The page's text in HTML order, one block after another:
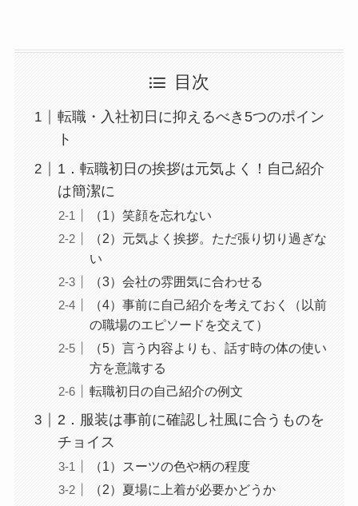
目次
転職・入社初日に抑えるべき5つのポイン
ト
1．転職初日の挨拶は元気よく！自己紹介
は簡潔に
（1）笑顔を忘れない
（2）元気よく挨拶。ただ張り切り過ぎな
い
（3）会社の雰囲気に合わせる
（4）事前に自己紹介を考えておく（以前
の職場のエピソードを交えて）
（5）言う内容よりも、話す時の体の使い
方を意識する
転職初日の自己紹介の例文
2．服装は事前に確認し社風に合うものを
チョイス
（1）スーツの色や柄の程度
（2）夏場に上着が必要かどうか